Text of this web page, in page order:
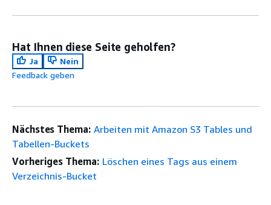
Hat Ihnen diese Seite geholfen?
Ja
Nein
Feedback geben
Nächstes Thema: Arbeiten mit Amazon S3 Tables und
Tabellen-Buckets
Vorheriges Thema: Löschen eines Tags aus einem
Verzeichnis-Bucket